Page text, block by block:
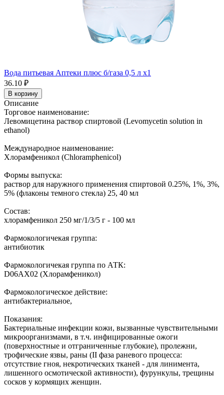
Вода питьевая Аптеки плюс б/газа 0,5 л x1
36.10 ₽
В корзину
Описание
Торговое наименование:
Левомицетина раствор спиртовой (Levomycetin solution in
ethanol)
Международное наименование:
Хлорамфеникол (Chloramphenicol)
Формы выпуска:
раствор для наружного применения спиртовой 0.25%, 1%, 3%,
5% (флаконы темного стекла) 25, 40 мл
Состав:
хлорамфеникол 250 мг/1/3/5 г - 100 мл
Фармокологичекая группа:
антибиотик
Фармокологичекая группа по АТК:
D06AX02 (Хлорамфеникол)
Фармокологическое действие:
антибактериальное,
Показания:
Бактериальные инфекции кожи, вызванные чувствительными
микроорганизмами, в т.ч. инфицированные ожоги
(поверхностные и отграниченные глубокие), пролежни,
трофические язвы, раны (II фаза раневого процесса:
отсутствие гноя, некротических тканей - для линимента,
лишенного осмотической активности), фурункулы, трещины
сосков у кормящих женщин.